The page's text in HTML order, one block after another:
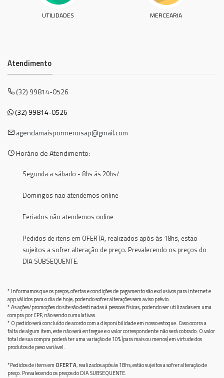
UTILIDADES MERCEARIA
Atendimento
(32) 99814-0526
(32) 99814-0526
agendamaispormenosap@gmail.com
Horário de Atendimento:
Segunda a sábado - 8hs ás 20hs/
Domingos não atendemos online
Feriados não atendemos online
Pedidos de itens em OFERTA, realizados após ás 18hs, estão
sujeitos a sofrer alteração de preço. Prevalecendo os preços do
DIA SUBSEQUENTE.
* Informamos que os preços, ofertas e condições de pagamento são exclusivos para internet e
app válidos para o dia de hoje, podendo sofrer alterações sem aviso prévio.
* As ações/promoções do site são destinadas à pessoas físicas, podendo ser utilizadas em uma
compra por CPF, não sendo cumulativas.
* O pedido será concluído de acordo com a disponibilidade em nosso estoque. Caso ocorra a
falta de algum item, este não será entregue e o valor correspondente não será cobrado. O valor
total de sua compra poderá ter uma variação de 10% (para mais ou menos) em virtude dos
produtos de peso variável.
*Pedidos de itens emOFERTA, realizados após ás 18hs, estão sujeitos a sofrer alteração de
preço. Prevalecendo os preços do DIA SUBSEQUENTE.